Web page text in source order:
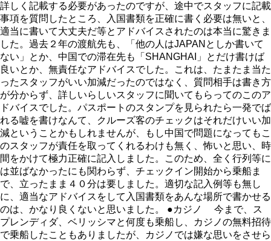
詳しく記載する必要があったのですが、途中でスタッフに記載
事項を質問したところ、入国書類を正確に書く必要は無いと、
適当に書いて大丈夫だ等とアドバイスされたのは本当に驚きま
した。過去２年の渡航先も、「他の人はJAPANとしか書いて
ない」とか、中国での滞在先も「SHANGHAI」とだけ書けば
良いとか、無責任なアドバイスでした。これは、たまたま当た
ったスタッフがいい加減だったのではなく、質問相手は書き方
が分からず、詳しいらしいスタッフに聞いてもらってのこのア
ドバイスでした。パスポートのスタンプを見られたら一発でば
れる嘘を書けなんて、クルーズ客のチェックはそれだけいい加
減ということかもしれませんが、もし中国で問題になってもこ
のスタッフが責任を取ってくれるわけも無く、怖いと思い、時
間をかけて極力正確に記入しました。このため、全く行列等に
は並ばなかったにも関わらず、チェックイン開始から乗船ま
で、立ったまま４０分は要しました。適切な記入例等も無し
に、適当なアドバイスをして入国書類をあんな場所で書かせる
のは、かなり良くないと思いました。 ●カジノ 今まで、ス
プレンディダ、ベリッシマと何度も乗船し、カジノの無料招待
で乗船したこともありましたが、カジノでは嫌な思いをさせら